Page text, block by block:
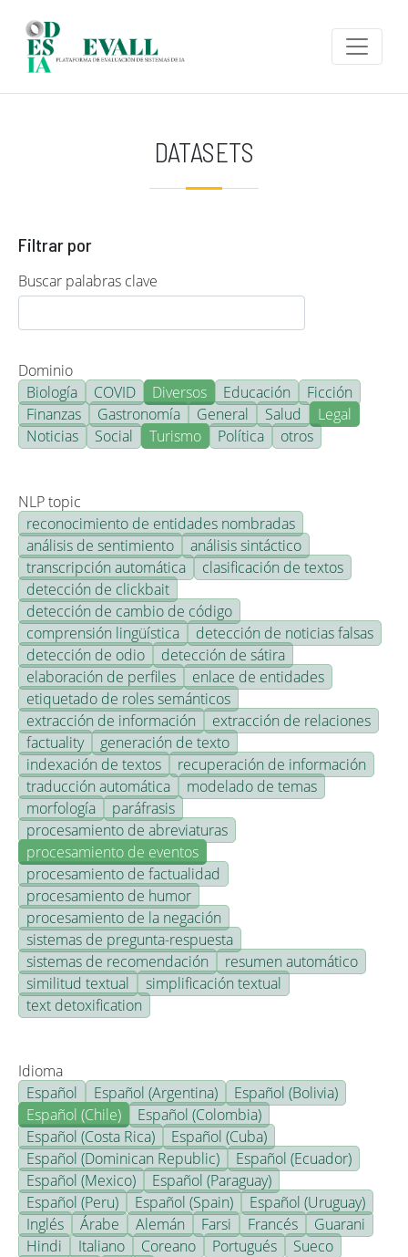
DATASETS
Filtrar por
Buscar palabras clave
Dominio
Biología
COVID Diversos Educación
Ficción
Finanzas
Gastronomía General Salud
Legal
Noticias
Social Turismo Política otros
NLP topic
reconocimiento de entidades nombradas
análisis de sentimiento
análisis sintáctico
transcripción automática
clasificación de textos
detección de clickbait
detección de cambio de código
comprensión lingüística
detección de noticias falsas
detección de odio
detección de sátira
elaboración de perfiles
enlace de entidades
etiquetado de roles semánticos
extracción de información
extracción de relaciones
factuality
generación de texto
indexación de textos
recuperación de información
traducción automática
modelado de temas
morfología
paráfrasis
procesamiento de abreviaturas
procesamiento de eventos
procesamiento de factualidad
procesamiento de humor
procesamiento de la negación
sistemas de pregunta-respuesta
sistemas de recomendación
resumen automático
similitud textual
simplificación textual
text detoxification
Idioma
Español
Español (Argentina)
Español (Bolivia)
Español (Chile)
Español (Colombia)
Español (Costa Rica)
Español (Cuba)
Español (Dominican Republic)
Español (Ecuador)
Español (Mexico)
Español (Paraguay)
Español (Peru)
Español (Spain)
Español (Uruguay)
Inglés
Árabe Alemán Farsi Francés
Guarani
Hindi
Italiano Coreano Portugués
Sueco